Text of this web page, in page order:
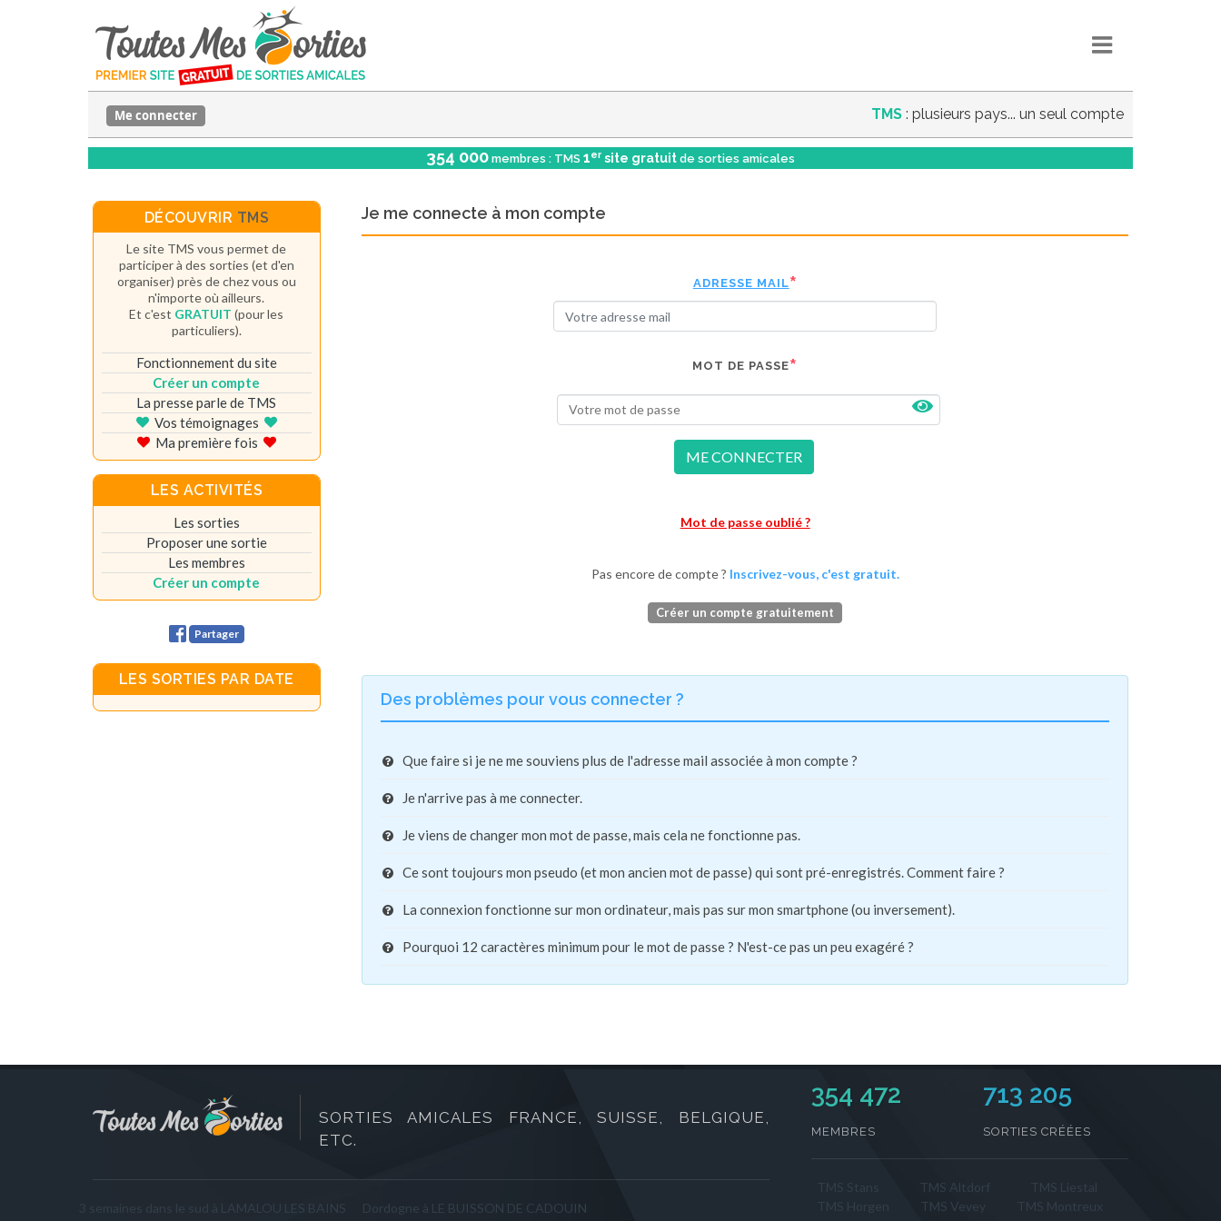
TMS : plusieurs pays... un seul compte
Me connecter
354 000 membres : TMS 1er site gratuit de sorties amicales
Je me connecte à mon compte
ADRESSE MAIL
MOT DE PASSE
ME CONNECTER
Mot de passe oublié ?
Pas encore de compte ? Inscrivez-vous, c'est gratuit.
Créer un compte gratuitement
Des problèmes pour vous connecter ?
Que faire si je ne me souviens plus de l'adresse mail associée à mon compte ?
Je n'arrive pas à me connecter.
Je viens de changer mon mot de passe, mais cela ne fonctionne pas.
Ce sont toujours mon pseudo (et mon ancien mot de passe) qui sont pré-enregistrés. Comment faire ?
La connexion fonctionne sur mon ordinateur, mais pas sur mon smartphone (ou inversement).
Pourquoi 12 caractères minimum pour le mot de passe ? N'est-ce pas un peu exagéré ?
DÉCOUVRIR TMS
Le site TMS vous permet de
participer à des sorties (et d'en
organiser) près de chez vous ou
n'importe où ailleurs.
Et c'est GRATUIT (pour les
particuliers).
Fonctionnement du site
Créer un compte
La presse parle de TMS
Vos témoignages
Ma première fois
LES ACTIVITÉS
Les sorties
Proposer une sortie
Les membres
Créer un compte
Partager
LES SORTIES PAR DATE
SORTIES AMICALES FRANCE, SUISSE, BELGIQUE,
ETC.
3 semaines dans le sud à LAMALOU LES BAINS
Dordogne à LE BUISSON DE CADOUIN
354 472
MEMBRES
713 205
SORTIES CRÉÉES
TMS Altdorf
TMS Liestal
TMS Vevey
TMS Montreux